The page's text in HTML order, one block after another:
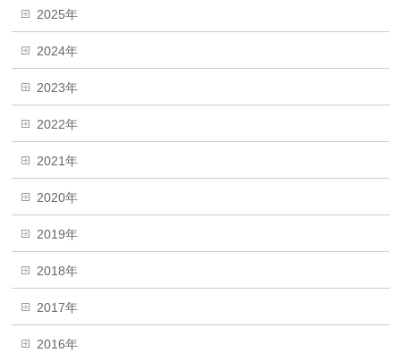
2025年
2024年
2023年
2022年
2021年
2020年
2019年
2018年
2017年
2016年